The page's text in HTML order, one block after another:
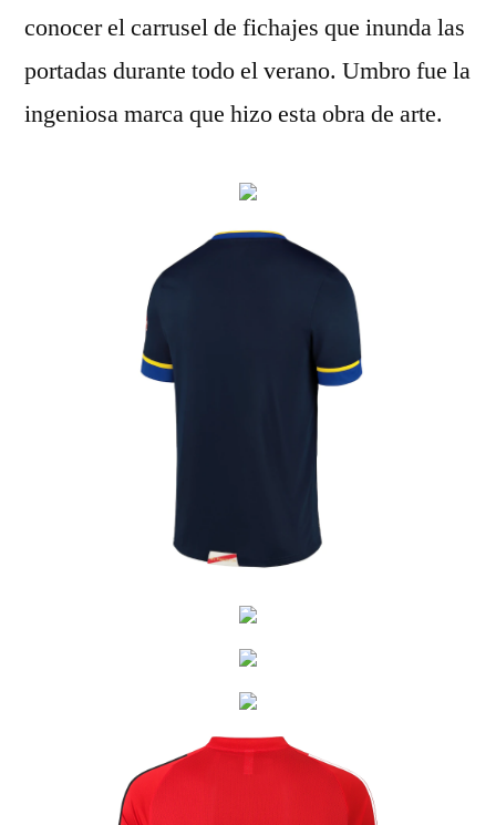
conocer el carrusel de fichajes que inunda las
portadas durante todo el verano. Umbro fue la
ingeniosa marca que hizo esta obra de arte.